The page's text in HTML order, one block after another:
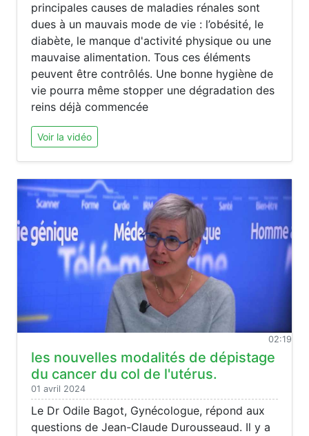
principales causes de maladies rénales sont
dues à un mauvais mode de vie : l’obésité, le
diabète, le manque d'activité physique ou une
mauvaise alimentation. Tous ces éléments
peuvent être contrôlés. Une bonne hygiène de
vie pourra même stopper une dégradation des
reins déjà commencée
Voir la vidéo
02:19
les nouvelles modalités de dépistage
du cancer du col de l'utérus.
01 avril 2024
Le Dr Odile Bagot, Gynécologue, répond aux
questions de Jean-Claude Durousseaud. Il y a